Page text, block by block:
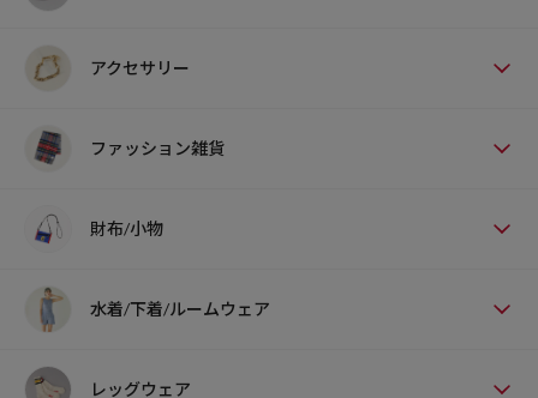
アクセサリー
ファッション雑貨
財布/小物
水着/下着/ルームウェア
レッグウェア